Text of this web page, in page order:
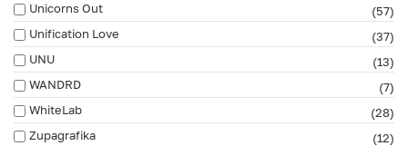
Unicorns Out
(57)
Unification Love
(37)
UNU
(13)
WANDRD
(7)
WhiteLab
(28)
Zupagrafika
(12)